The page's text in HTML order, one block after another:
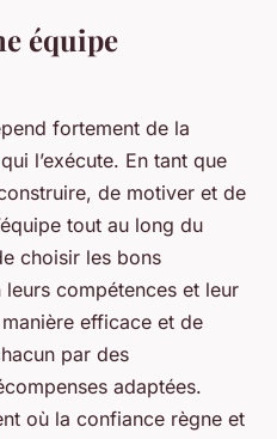
équipe
fortement de la
qui l’exécute. En tant que
de motiver et de
tout au long du
choisir les bons
leurs compétences et leur
efficace et de
par des
adaptées.
où la confiance règne et